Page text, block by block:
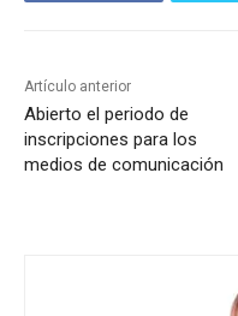
Artículo anterior
Abierto el periodo de
inscripciones para los
medios de comunicación